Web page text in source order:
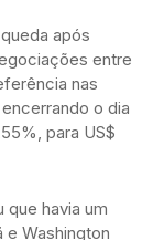
após
entre
nas
o dia
para US$
que havia um
Washington